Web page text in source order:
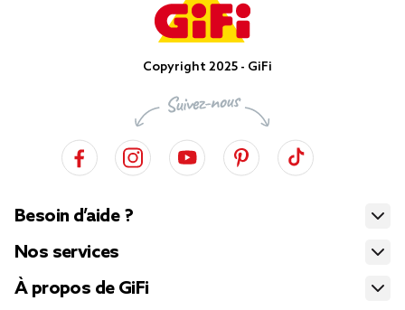
Copyright 2025 - GiFi
Besoin d’aide ?
Nos services
À propos de GiFi